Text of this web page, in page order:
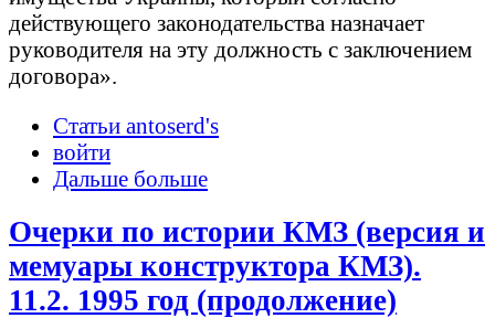
действующего законодательства назначает
руководителя на эту должность с заключением
договора».
Статьи antoserd's
войти
Дальше больше
Очерки по истории КМЗ (версия и
мемуары конструктора КМЗ).
11.2. 1995 год (продолжение)